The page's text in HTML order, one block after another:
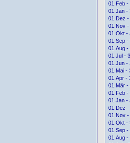
01.Feb -
01.Jan -
01.Dez
01.Nov
01.Okt -
01.Sep -
01.Aug -
01.Jul -
01.Jun -
01.Mai -
01.Apr -
01.Mär -
01.Feb -
01.Jan -
01.Dez
01.Nov
01.Okt -
01.Sep -
01.Aug -